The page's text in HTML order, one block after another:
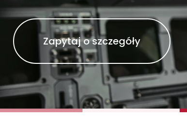
Zapytaj o szczegóły